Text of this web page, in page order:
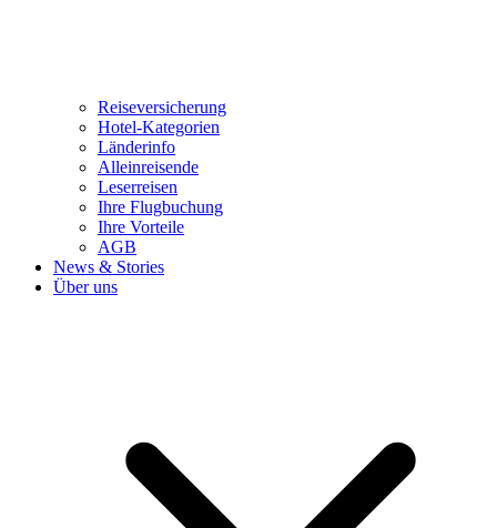
Reiseversicherung
Hotel-Kategorien
Länderinfo
Alleinreisende
Leserreisen
Ihre Flugbuchung
Ihre Vorteile
AGB
News & Stories
Über uns